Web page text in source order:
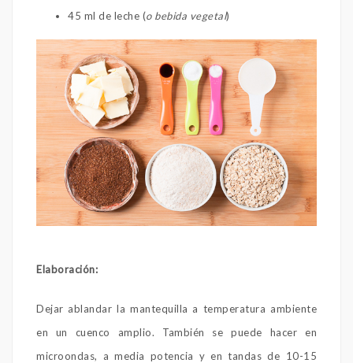
45 ml de leche (o bebida vegetal)
Elaboración:
Dejar ablandar la mantequilla a temperatura ambiente
en un cuenco amplio. También se puede hacer en
microondas, a media potencia y en tandas de 10-15